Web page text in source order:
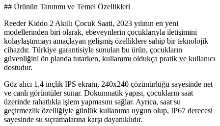
## Ürünün Tanıtımı ve Temel Özellikleri
Reeder Kiddo 2 Akıllı Çocuk Saati, 2023 yılının en yeni
modellerinden biri olarak, ebeveynlerin çocuklarıyla iletişimini
kolaylaştırmayı amaçlayan gelişmiş özelliklere sahip bir teknolojik
cihazdır. Türkiye garantisiyle sunulan bu ürün, çocukların
güvenliğini ön planda tutarken, kullanımı oldukça pratik ve kullanıcı
dostudur.
Göz alıcı 1.4 inçlik IPS ekranı, 240x240 çözünürlüğü sayesinde net
ve canlı görüntüler sunar. Dokunmatik yapısı, çocukların saat
üzerinde rahatlıkla işlem yapmasını sağlar. Ayrıca, saat su
geçirmezlik özelliğiyle günlük kullanıma uygun olup, IP67 derecesi
sayesinde su sıçramalarına karşı dayanıklıdır.